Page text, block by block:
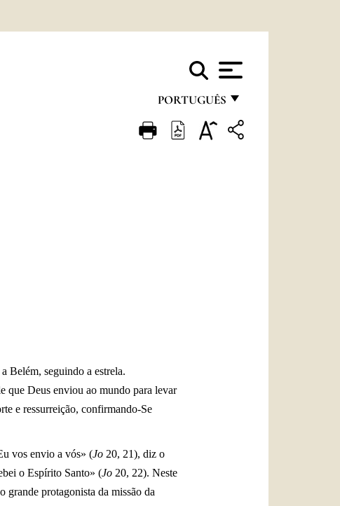
PORTUGUÊS
FRANÇAIS
Belém, seguindo a estrela.
que Deus enviou ao mundo para levar
e ressurreição, confirmando-Se
vos envio a vós» (Jo 20, 21), diz o
o Espírito Santo» (Jo 20, 22). Neste
grande protagonista da missão da